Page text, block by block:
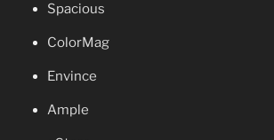
Spacious
ColorMag
Envince
Ample